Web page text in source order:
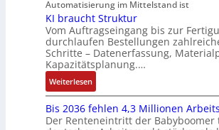
e
E
n
t
w
i
c
k
l
u
P
o
s
i
t
i
v
e
M
b
o
t
i
k
o
n
i
n
F
a
n
u
c
i
k
-
G
e
s
c
h
ä
f
S
y
s
t
è
m
e
s
:
Q
e
r
V
e
r
t
r
i
e
Automatisierung im Mittelstand ist
KI braucht Struktur
Vom Auftragseingang bis zur
durchlaufen Bestellungen
Schritte – Datenerfassung,
Kapazitätsplanung.…
Weiterlesen:
K
I
b
Bis 2036 fehlen 4,3 Millionen
Der Renteneintritt der